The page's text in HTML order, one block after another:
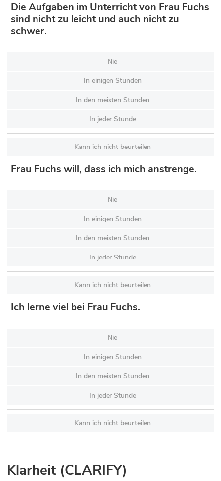
Die Aufgaben im Unterricht von Frau Fuchs
sind nicht zu leicht und auch nicht zu
schwer.
Nie
In einigen Stunden
In den meisten Stunden
In jeder Stunde
Kann ich nicht beurteilen
Frau Fuchs will, dass ich mich anstrenge.
Nie
In einigen Stunden
In den meisten Stunden
In jeder Stunde
Kann ich nicht beurteilen
Ich lerne viel bei Frau Fuchs.
Nie
In einigen Stunden
In den meisten Stunden
In jeder Stunde
Kann ich nicht beurteilen
Klarheit (CLARIFY)